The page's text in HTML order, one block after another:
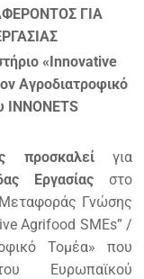
ΓΙΑ
«Innovative
Αγροδιατροφικό
ΙΝΝΟΝΕΤS
προσκαλείγια
Εργασίαςστο
Μεταφοράς Γνώσης
Agrifood SMEs” /
Τομέα» που
Ευρωπαϊκού